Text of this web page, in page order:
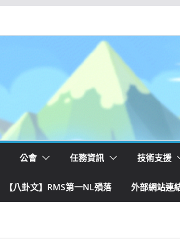
公會 任務資訊 技術支援
【八卦文】RMS第一NL殞落 外部網站連